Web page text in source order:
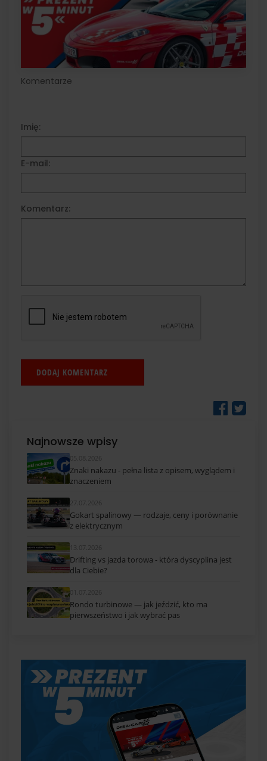
Komentarze
Imię:
E-mail:
Komentarz:
Najnowsze wpisy
05.08.2026
Znaki nakazu - pełna lista z opisem, wyglądem i
znaczeniem
27.07.2026
Gokart spalinowy — rodzaje, ceny i porównanie
z elektrycznym
13.07.2026
Drifting vs jazda torowa - która dyscyplina jest
dla Ciebie?
01.07.2026
Rondo turbinowe — jak jeździć, kto ma
pierwszeństwo i jak wybrać pas